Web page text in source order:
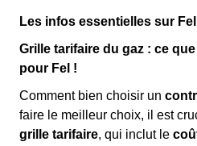
Les infos essentielles sur Fel
Grille tarifaire du gaz : ce
pour Fel !
Comment bien choisir un
faire le meilleur choix, il est
grille tarifaire, qui inclut le